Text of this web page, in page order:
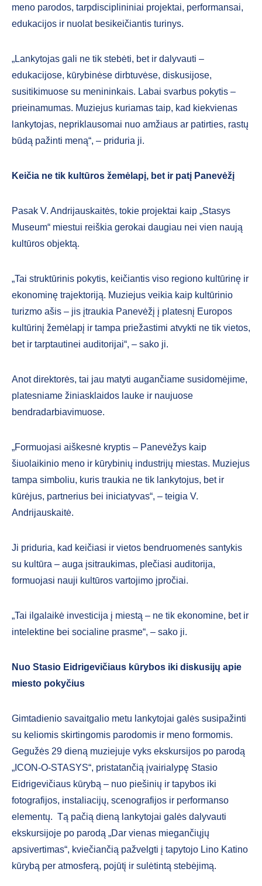
meno parodos, tarpdisciplininiai projektai, performansai,
edukacijos ir nuolat besikeičiantis turinys.
„Lankytojas gali ne tik stebėti, bet ir dalyvauti –
edukacijose, kūrybinėse dirbtuvėse, diskusijose,
susitikimuose su menininkais. Labai svarbus pokytis –
prieinamumas. Muziejus kuriamas taip, kad kiekvienas
lankytojas, nepriklausomai nuo amžiaus ar patirties, rastų
būdą pažinti meną“, – priduria ji.
Keičia ne tik kultūros žemėlapį, bet ir patį Panevėžį
Pasak V. Andrijauskaitės, tokie projektai kaip „Stasys
Museum“ miestui reiškia gerokai daugiau nei vien naują
kultūros objektą.
„Tai struktūrinis pokytis, keičiantis viso regiono kultūrinę ir
ekonominę trajektoriją. Muziejus veikia kaip kultūrinio
turizmo ašis – jis įtraukia Panevėžį į platesnį Europos
kultūrinį žemėlapį ir tampa priežastimi atvykti ne tik vietos,
bet ir tarptautinei auditorijai“, – sako ji.
Anot direktorės, tai jau matyti augančiame susidomėjime,
platesniame žiniasklaidos lauke ir naujuose
bendradarbiavimuose.
„Formuojasi aiškesnė kryptis – Panevėžys kaip
šiuolaikinio meno ir kūrybinių industrijų miestas. Muziejus
tampa simboliu, kuris traukia ne tik lankytojus, bet ir
kūrėjus, partnerius bei iniciatyvas“, – teigia V.
Andrijauskaitė.
Ji priduria, kad keičiasi ir vietos bendruomenės santykis
su kultūra – auga įsitraukimas, plečiasi auditorija,
formuojasi nauji kultūros vartojimo įpročiai.
„Tai ilgalaikė investicija į miestą – ne tik ekonomine, bet ir
intelektine bei socialine prasme“, – sako ji.
Nuo Stasio Eidrigevičiaus kūrybos iki diskusijų apie
miesto pokyčius
Gimtadienio savaitgalio metu lankytojai galės susipažinti
su keliomis skirtingomis parodomis ir meno formomis.
Gegužės 29 dieną muziejuje vyks ekskursijos po parodą
„ICON-O-STASYS“, pristatančią įvairialypę Stasio
Eidrigevičiaus kūrybą – nuo piešinių ir tapybos iki
fotografijos, instaliacijų, scenografijos ir performanso
elementų. Tą pačią dieną lankytojai galės dalyvauti
ekskursijoje po parodą „Dar vienas miegančiųjų
apsivertimas“, kviečiančią pažvelgti į tapytojo Lino Katino
kūrybą per atmosferą, pojūtį ir sulėtintą stebėjimą.